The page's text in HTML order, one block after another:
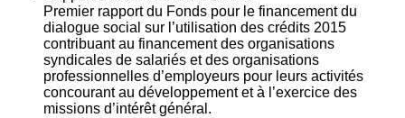
Premier rapport du Fonds pour le financement du
dialogue social sur l’utilisation des crédits 2015
contribuant au financement des organisations
syndicales de salariés et des organisations
professionnelles d’employeurs pour leurs activités
concourant au développement et à l’exercice des
missions d’intérêt général.